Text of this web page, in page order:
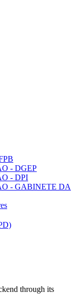
- DGEP
- DPI
- GABINETE DA
through its